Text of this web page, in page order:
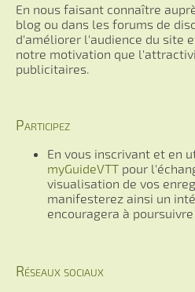
En nous faisant connaître
blog ou dans les forums de
d'améliorer l'audience du site
notre motivation que
publicitaires.
Participez
En vous inscrivant et en
myGuideVTT pour
visualisation de vos
manifesterez ainsi un
encouragera à
Réseaux sociaux